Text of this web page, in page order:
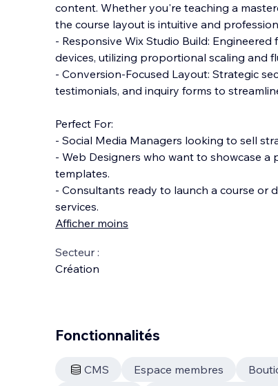
content. Whether you're teaching a
the course layout is intuitive and
- Responsive Wix Studio Build:
devices, utilizing proportional scaling and
- Conversion-Focused Layout: Strategic
testimonials, and inquiry forms to
Perfect For:
- Social Media Managers looking to sell
- Web Designers who want to showcase
templates.
- Consultants ready to launch a course or
services.
Afficher moins
Secteur :
Création
Fonctionnalités
CMS Espace membres